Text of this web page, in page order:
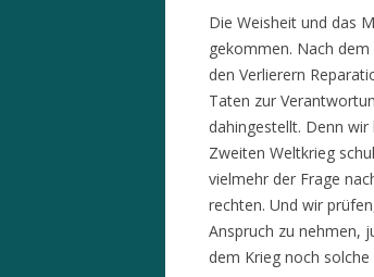
Die Weisheit und das
gekommen. Nach
den Verlierern
Taten zur
dahingestellt. Denn
Zweiten Weltkrieg
vielmehr der Frage
rechten. Und wir
Anspruch zu nehmen,
dem Krieg noch